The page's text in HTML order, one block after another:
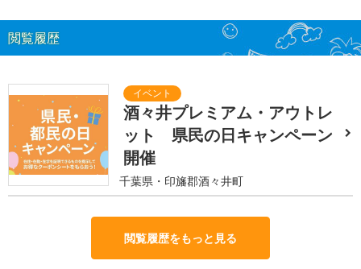
閲覧履歴
酒々井プレミアム・アウトレ
ット 県民の日キャンペーン
開催
千葉県・印旛郡酒々井町
閲覧履歴をもっと見る